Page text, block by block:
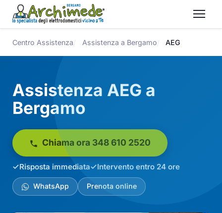
Centro Assistenza Assistenza a Bergamo AEG
Assistenza AEG a
Bergamo
Chiama ora 348 610 2520
Risposta immediata Intervento entro 24 ore
WhatsApp Prenota online